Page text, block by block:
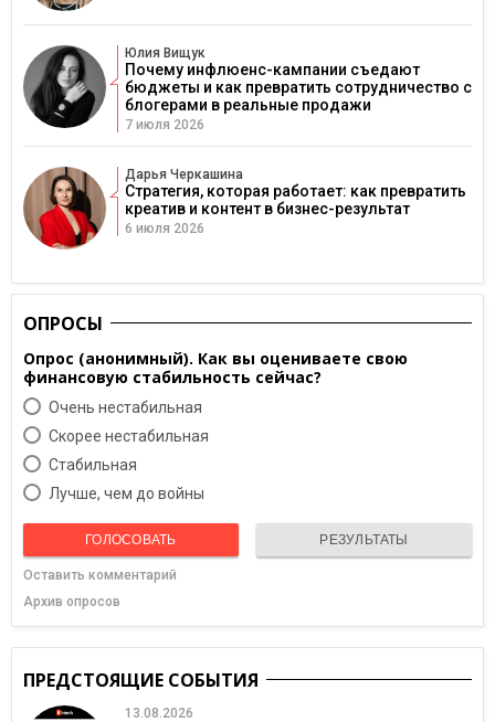
Юлия Вищук
Почему инфлюенс-кампании съедают
бюджеты и как превратить сотрудничество с
блогерами в реальные продажи
7 июля 2026
Дарья Черкашина
Стратегия, которая работает: как превратить
креатив и контент в бизнес-результат
6 июля 2026
ОПРОСЫ
Опрос (анонимный). Как вы оцениваете свою
финансовую стабильность сейчас?
Очень нестабильная
Скорее нестабильная
Cтабильная
Лучше, чем до войны
ГОЛОСОВАТЬ РЕЗУЛЬТАТЫ
Оставить комментарий
Архив опросов
ПРЕДСТОЯЩИЕ СОБЫТИЯ
13.08.2026